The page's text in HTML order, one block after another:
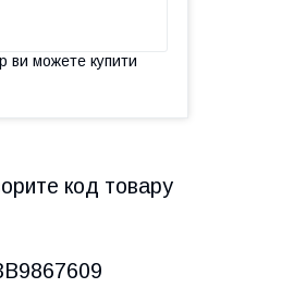
ви можете купити
код товару